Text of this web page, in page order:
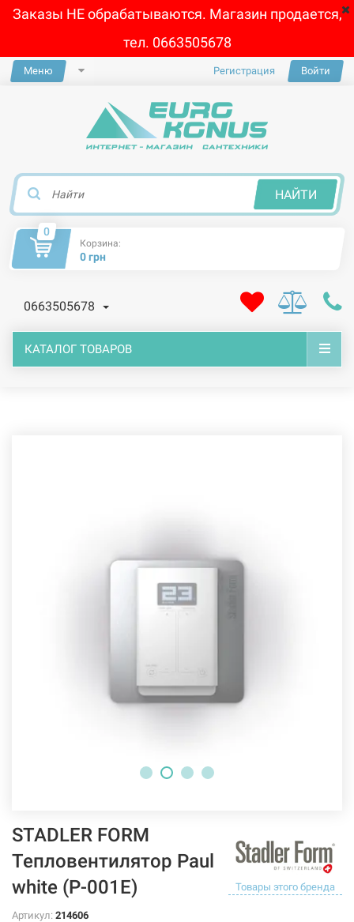
Заказы НЕ обрабатываются. Магазин продается,
тел. 0663505678
Меню Регистрация Войти
НАЙТИ
0
Корзина:
0 грн
0663505678
КАТАЛОГ ТОВАРОВ
STADLER FORM
Тепловентилятор Paul
white (P-001E)
Товары этого бренда
Артикул: 214606